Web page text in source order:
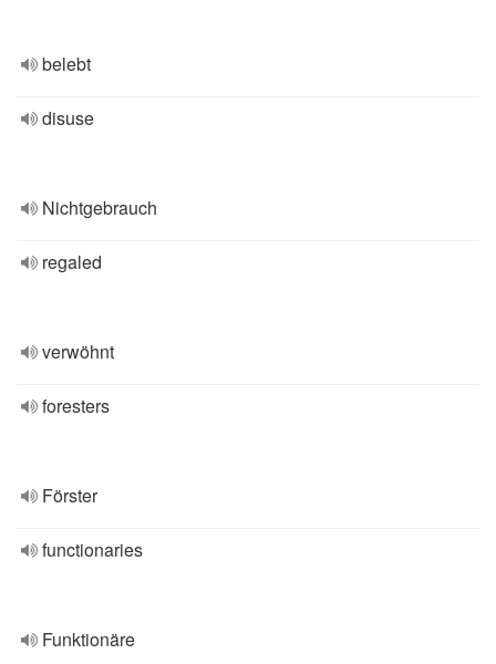
belebt
disuse
Nichtgebrauch
regaled
verwöhnt
foresters
Förster
functionaries
Funktionäre